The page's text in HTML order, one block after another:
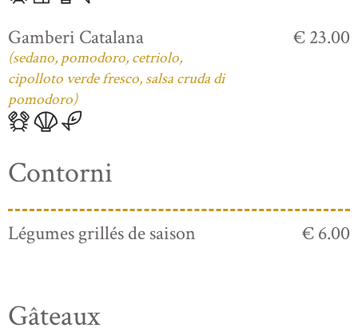
Gamberi Catalana
(sedano, pomodoro, cetriolo,
cipolloto verde fresco, salsa cruda di
pomodoro)
€ 23.00
Contorni
Légumes grillés de saison € 6.00
Gâteaux